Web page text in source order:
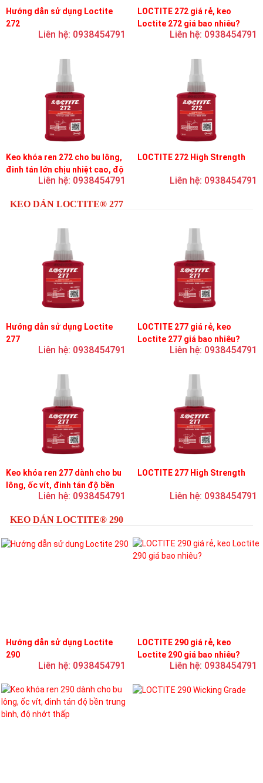
Hướng dẫn sử dụng Loctite
272
Liên hệ: 0938454791
LOCTITE 272 giá rẻ, keo
Loctite 272 giá bao nhiêu?
Liên hệ: 0938454791
Keo khóa ren 272 cho bu lông,
đinh tán lớn chịu nhiệt cao, độ
bền cao, độ nhớt trung bình
Liên hệ: 0938454791
LOCTITE 272 High Strength
Liên hệ: 0938454791
KEO DÁN LOCTITE® 277
Hướng dẫn sử dụng Loctite
277
Liên hệ: 0938454791
LOCTITE 277 giá rẻ, keo
Loctite 277 giá bao nhiêu?
Liên hệ: 0938454791
Keo khóa ren 277 dành cho bu
lông, ốc vít, đinh tán độ bền
cao, độ nhớt cao
Liên hệ: 0938454791
LOCTITE 277 High Strength
Liên hệ: 0938454791
KEO DÁN LOCTITE® 290
Hướng dẫn sử dụng Loctite
290
Liên hệ: 0938454791
LOCTITE 290 giá rẻ, keo
Loctite 290 giá bao nhiêu?
Liên hệ: 0938454791